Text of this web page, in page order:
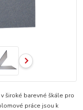
široké barevné škále pro
práce jsou k